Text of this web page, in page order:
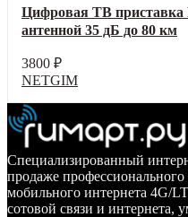
Цифровая ТВ приставка
антенной 35 дБ до 80 км
3800 ₽
NETGIM
Специализированный
продаже
мобильного интернета 4G/
сотовой связи и интернета,